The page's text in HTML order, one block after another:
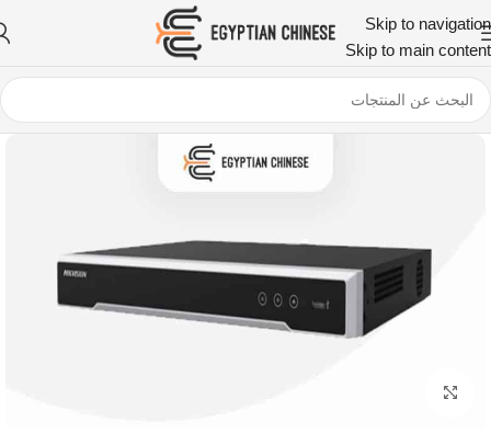
Skip to navigation
Skip to main content